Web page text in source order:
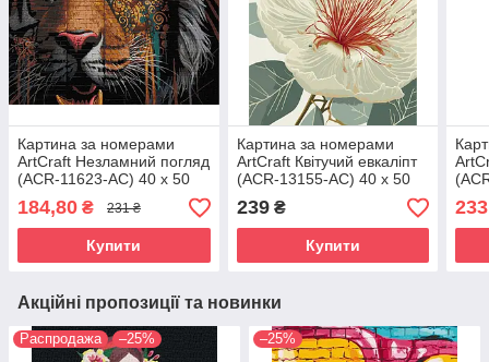
Картина за номерами
ArtCraft Незламний погляд
(ACR-11623-AC) 40 х 50
см
184,80 ₴ 231 ₴
Купити
Картина за номерами
ArtCraft Квітучий евкаліпт
(ACR-13155-AC) 40 х 50
см
239₴
Купити
см
Акційні пропозиції та новинки
Распродажа –25% –25%